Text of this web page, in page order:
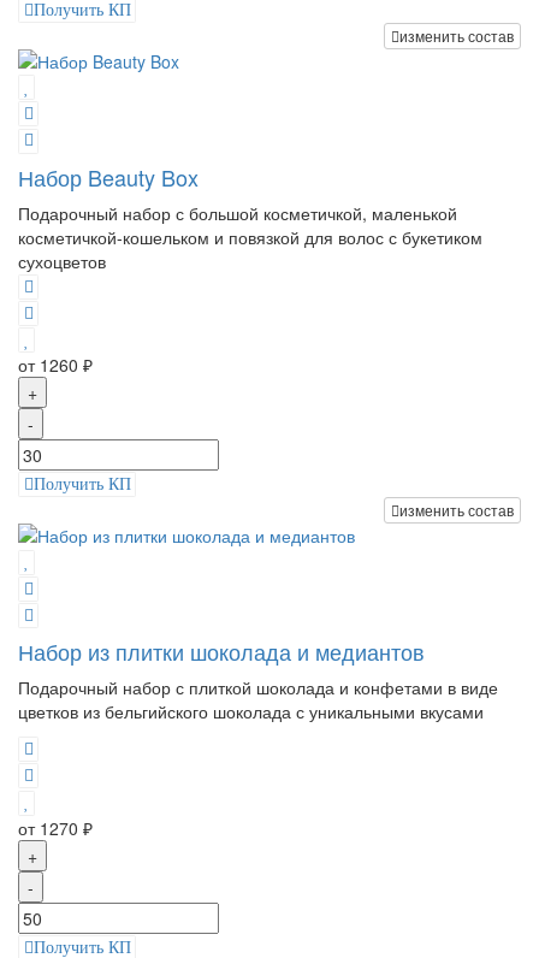
Получить КП
изменить состав
Набор Beauty Box
Подарочный набор с большой косметичкой, маленькой
косметичкой-кошельком и повязкой для волос с букетиком
сухоцветов
от 1260 ₽
+
-
Получить КП
изменить состав
Набор из плитки шоколада и медиантов
Подарочный набор с плиткой шоколада и конфетами в виде
цветков из бельгийского шоколада с уникальными вкусами
от 1270 ₽
+
-
Получить КП